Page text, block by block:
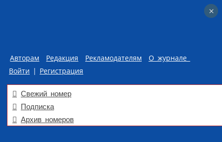
Авторам Редакция Рекламодателям
О журнале
Войти | Регистрация
Свежий номер
Подписка
Архив номеров
×
×